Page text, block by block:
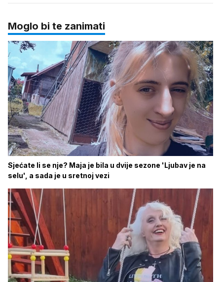
Moglo bi te zanimati
Sjećate li se nje? Maja je bila u dvije sezone 'Ljubav je na
selu', a sada je u sretnoj vezi